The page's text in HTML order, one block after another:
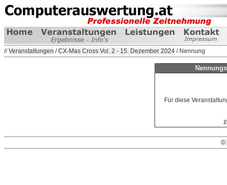
//Veranstaltungen /CX-Mas Cross Vol. 2 - 15. Dezember 2024 / Nennung
Für diese
©